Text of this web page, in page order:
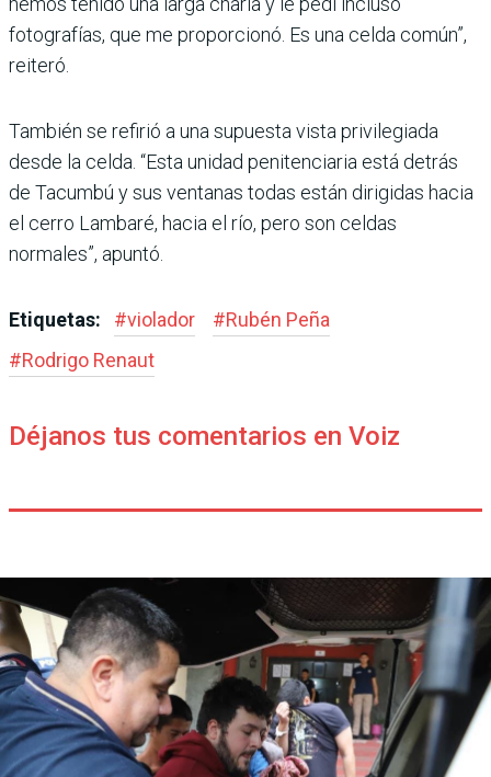
fotografías, que me proporcionó. Es una celda común”,
reiteró.
También se refirió a una supuesta vista privilegiada
desde la celda. “Esta unidad penitenciaria está detrás
de Tacumbú y sus ventanas todas están dirigidas hacia
el cerro Lambaré, hacia el río, pero son celdas
normales”, apuntó.
Etiquetas: #violador #Rubén Peña
#Rodrigo Renaut
Déjanos tus comentarios en Voiz